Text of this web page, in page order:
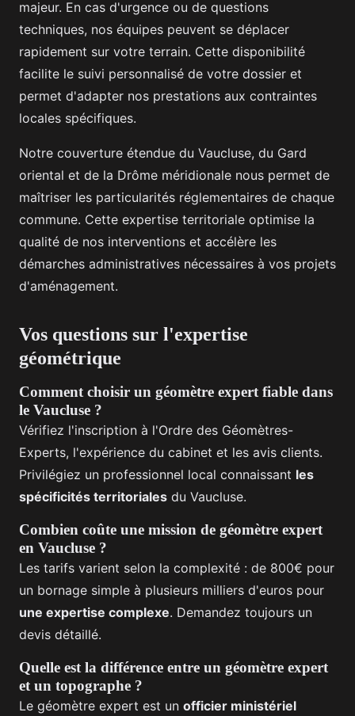
majeur. En cas d'urgence ou de questions
techniques, nos équipes peuvent se déplacer
rapidement sur votre terrain. Cette disponibilité
facilite le suivi personnalisé de votre dossier et
permet d'adapter nos prestations aux contraintes
locales spécifiques.
Notre couverture étendue du Vaucluse, du Gard
oriental et de la Drôme méridionale nous permet de
maîtriser les particularités réglementaires de chaque
commune. Cette expertise territoriale optimise la
qualité de nos interventions et accélère les
démarches administratives nécessaires à vos projets
d'aménagement.
Vos questions sur l'expertise
géométrique
Comment choisir un géomètre expert fiable dans
le Vaucluse ?
Vérifiez l'inscription à l'Ordre des Géomètres-
Experts, l'expérience du cabinet et les avis clients.
Privilégiez un professionnel local connaissant les
spécificités territoriales du Vaucluse.
Combien coûte une mission de géomètre expert
en Vaucluse ?
Les tarifs varient selon la complexité : de 800€ pour
un bornage simple à plusieurs milliers d'euros pour
une expertise complexe. Demandez toujours un
devis détaillé.
Quelle est la différence entre un géomètre expert
et un topographe ?
Le géomètre expert est un officier ministériel